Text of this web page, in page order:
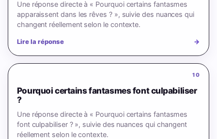
Une réponse directe à « Pourquoi certains fantasmes
apparaissent dans les rêves ? », suivie des nuances qui
changent réellement selon le contexte.
Lire la réponse →
10
Pourquoi certains fantasmes font culpabiliser
?
Une réponse directe à « Pourquoi certains fantasmes
font culpabiliser ? », suivie des nuances qui changent
réellement selon le contexte.